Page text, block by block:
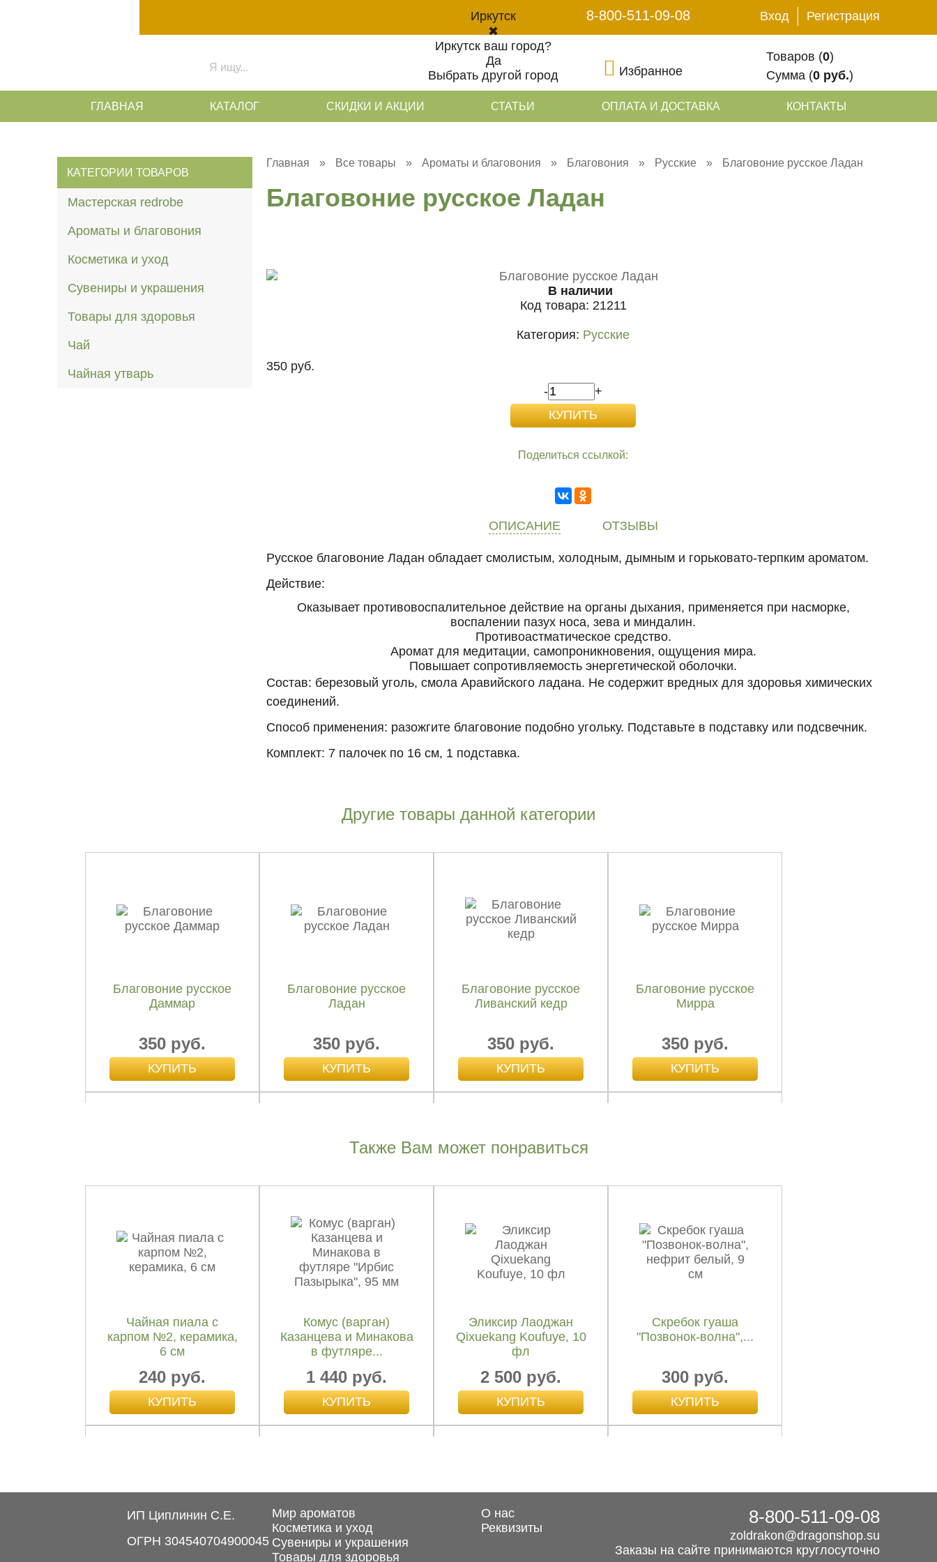
Избранное
Товаров (0)
Сумма (0 руб.)
Иркутск
✖
Иркутск ваш город?
Да
Выбрать другой город
8-800-511-09-08 Вход Регистрация
ГЛАВНАЯ КАТАЛОГ СКИДКИ И АКЦИИ СТАТЬИ ОПЛАТА И ДОСТАВКА КОНТАКТЫ
КАТЕГОРИИ ТОВАРОВ
Мастерская redrobe
Ароматы и благовония
Косметика и уход
Сувениры и украшения
Товары для здоровья
Чай
Чайная утварь
Главная » Все товары » Ароматы и благовония » Благовония » Русские » Благовоние русское Ладан
Благовоние русское Ладан
В наличии
Код товара: 21211
Категория: Русские
350 руб.
-
+
Поделиться ссылкой:
ОПИСАНИЕ ОТЗЫВЫ
Русское благовоние Ладан обладает смолистым, холодным, дымным и горьковато-терпким ароматом.
Действие:
Оказывает противовоспалительное действие на органы дыхания, применяется при насморке,
воспалении пазух носа, зева и миндалин.
Противоастматическое средство.
Аромат для медитации, самопроникновения, ощущения мира.
Повышает сопротивляемость энергетической оболочки.
Состав: березовый уголь, смола Аравийского ладана. Не содержит вредных для здоровья химических
соединений.
Способ применения: разожгите благовоние подобно угольку. Подставьте в подставку или подсвечник.
Комплект: 7 палочек по 16 см, 1 подставка.
Другие товары данной категории
Благовоние русское
Даммар
350 руб.
Благовоние русское
Ладан
350 руб.
Благовоние русское
Ливанский кедр
350 руб.
Благовоние русское
Мирра
350 руб.
Благовоние русское
Северная сосна
Благовоние русское
Сибирский кедр
350 руб.
Благовоние русское
Смирна
350 руб.
Благовоние русское
Таёжная ель
350 руб.
50 руб.
Также Вам может понравиться
Чайная пиала с
карпом №2, керамика,
6 см
240 руб.
Комус (варган)
Казанцева и Минакова
в футляре...
1 440 руб.
Эликсир Лаоджан
Qixuekang Koufuye, 10
фл
2 500 руб.
Скребок гуаша
"Позвонок-волна",...
300 руб.
ИП Циплинин С.Е.
ОГРН 304540704900045
Мир ароматов
Косметика и уход
Сувениры и украшения
Товары для здоровья
О нас
Реквизиты
8-800-511-09-08
zoldrakon@dragonshop.su
Заказы на сайте принимаются круглосуточно